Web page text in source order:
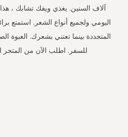
آلاف السنين. يغذي ويفك تشابك ،
اليومي ولجميع أنواع الشعر. استمتع
المتجددة بينما تعتني بشعرك. العبوة
للسفر. اطلب الآن من المتجر